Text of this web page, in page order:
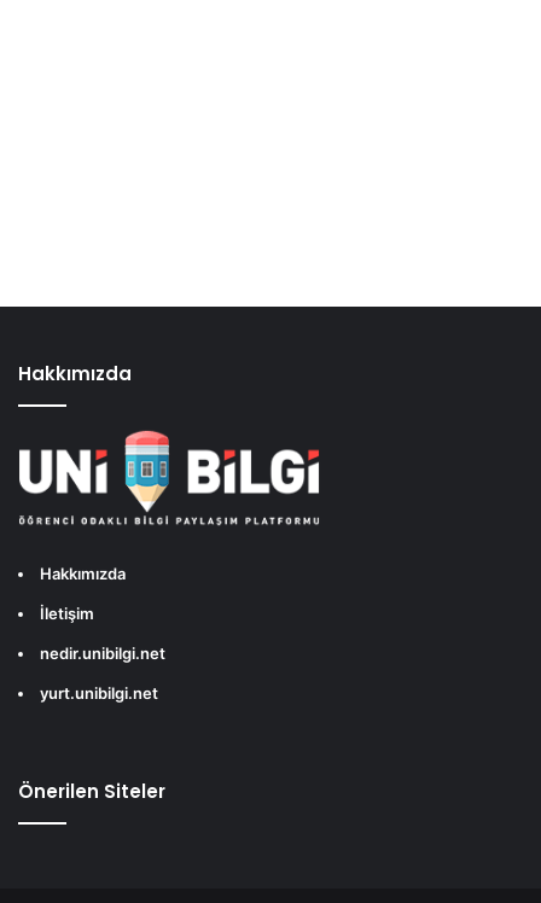
Hakkımızda
Hakkımızda
İletişim
nedir.unibilgi.net
yurt.unibilgi.net
Önerilen Siteler